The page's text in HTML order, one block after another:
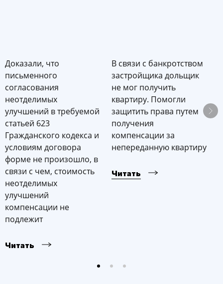
Доказали, что
письменного
согласования
неотделимых
улучшений в требуемой
статьей 623
Гражданского кодекса и
условиям договора
форме не произошло, в
связи с чем, стоимость
неотделимых
улучшений
компенсации не
подлежит
Читать
В связи с банкротством
застройщика дольщик
не мог получить
квартиру. Помогли
защитить права путем
получения
компенсации за
непереданную квартиру
Читать